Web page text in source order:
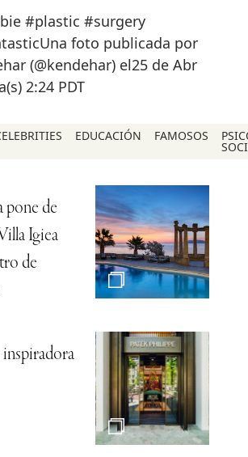
#plastic #surgery
foto publicada por
(@kendehar) el25 de Abr
2:24 PDT
EDUCACIÓN FAMOSOS
pone de
Igiea
de